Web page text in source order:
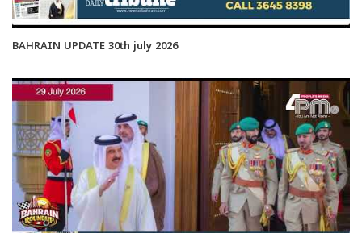
BAHRAIN UPDATE 30th july 2026